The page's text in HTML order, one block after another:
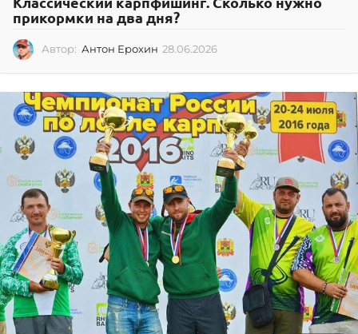
прикормки на два дня?
Автор: Антон Ерохин 28.06.2026
0
6
.
2
0
2
6